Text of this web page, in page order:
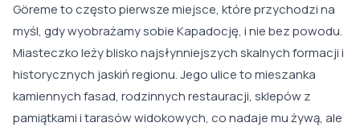
Göreme to często pierwsze miejsce, które przychodzi na
myśl, gdy wyobrażamy sobie Kapadocję, i nie bez powodu.
Miasteczko leży blisko najsłynniejszych skalnych formacji i
historycznych jaskiń regionu. Jego ulice to mieszanka
kamiennych fasad, rodzinnych restauracji, sklepów z
pamiątkami i tarasów widokowych, co nadaje mu żywą, ale